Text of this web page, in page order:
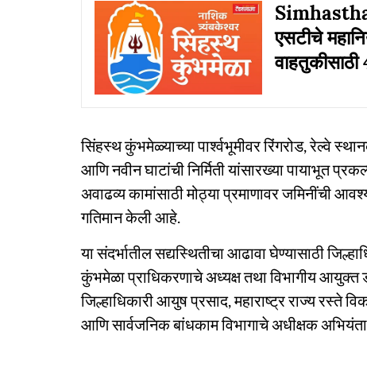
एसटीचे
सिंहस्थ कुंभमेळ्याच्या पार्श्वभूमीवर रिंगरोड, रेल्वे
आणि नवीन घाटांची निर्मिती यांसारख्या पायाभूत
अवाढव्य कामांसाठी मोठ्या प्रमाणावर जमिनींची
गतिमान केली आहे.
या संदर्भातील सद्यस्थितीचा आढावा घेण्यासाठी
कुंभमेळा प्राधिकरणाचे अध्यक्ष तथा विभागीय
जिल्हाधिकारी आयुष प्रसाद, महाराष्ट्र राज्य रस्ते
आणि सार्वजनिक बांधकाम विभागाचे अधीक्षक